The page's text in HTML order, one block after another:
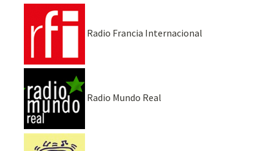
Radio Francia Internacional
Radio Mundo Real